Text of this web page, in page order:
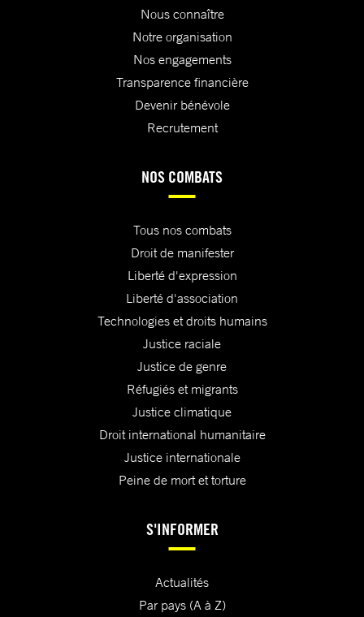
Nous connaître
Notre organisation
Nos engagements
Transparence financière
Devenir bénévole
Recrutement
NOS COMBATS
Tous nos combats
Droit de manifester
Liberté d'expression
Liberté d'association
Technologies et droits humains
Justice raciale
Justice de genre
Réfugiés et migrants
Justice climatique
Droit international humanitaire
Justice internationale
Peine de mort et torture
S'INFORMER
Actualités
Par pays (A à Z)